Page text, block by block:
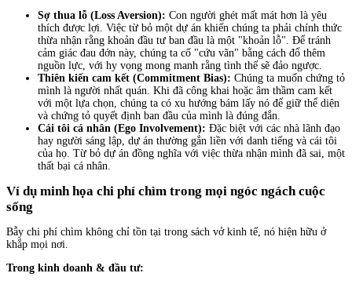
Sợ thua lỗ (Loss Aversion): Con người ghét mất mát hơn là yêu
thích được lợi. Việc từ bỏ một dự án khiến chúng ta phải chính thức
thừa nhận rằng khoản đầu tư ban đầu là một "khoản lỗ". Để tránh
cảm giác đau đớn này, chúng ta cố "cứu vãn" bằng cách đổ thêm
nguồn lực, với hy vọng mong manh rằng tình thế sẽ đảo ngược.
Thiên kiến cam kết (Commitment Bias): Chúng ta muốn chứng tỏ
mình là người nhất quán. Khi đã công khai hoặc âm thầm cam kết
với một lựa chọn, chúng ta có xu hướng bám lấy nó để giữ thể diện
và chứng tỏ quyết định ban đầu của mình là đúng đắn.
Cái tôi cá nhân (Ego Involvement): Đặc biệt với các nhà lãnh đạo
hay người sáng lập, dự án thường gắn liền với danh tiếng và cái tôi
của họ. Từ bỏ dự án đồng nghĩa với việc thừa nhận mình đã sai, một
thất bại cá nhân.
Ví dụ minh họa chi phí chìm trong mọi ngóc ngách cuộc
sống
Bẫy chi phí chìm không chỉ tồn tại trong sách vở kinh tế, nó hiện hữu ở
khắp mọi nơi.
Trong kinh doanh & đầu tư: